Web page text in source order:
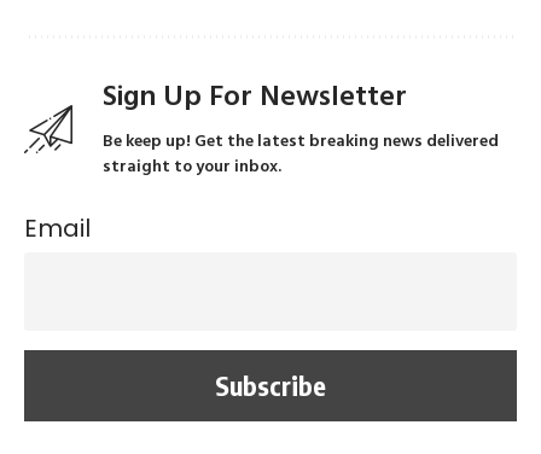
Sign Up For Newsletter
Be keep up! Get the latest breaking news delivered
straight to your inbox.
Email